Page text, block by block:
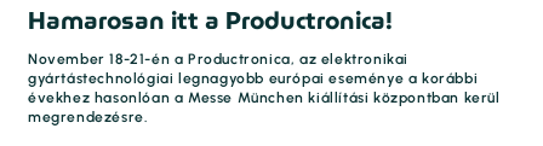
Hamarosan itt a Productronica!
November 18-21-én a Productronica, az elektronikai
gyártástechnológiai legnagyobb európai eseménye a korábbi
évekhez hasonlóan a Messe München kiállítási központban kerül
megrendezésre.